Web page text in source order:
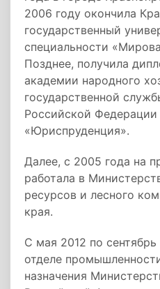
2006 году окончила
государственный
специальности
Позднее, получила
академии народного
государственной
Российской Федерации
«Юриспруденция».
Далее, с 2005 года на
работала в
ресурсов и лесного
края.
С мая 2012 по
отделе
назначения